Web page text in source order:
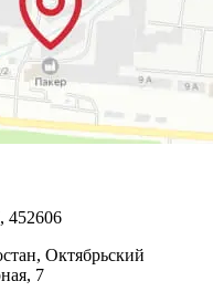
, 452606
Октябрьский
7